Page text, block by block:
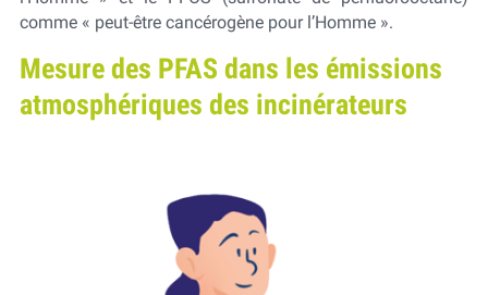
comme « peut-être cancérogène pour l’Homme ».
Mesure des PFAS dans les émissions
atmosphériques des incinérateurs